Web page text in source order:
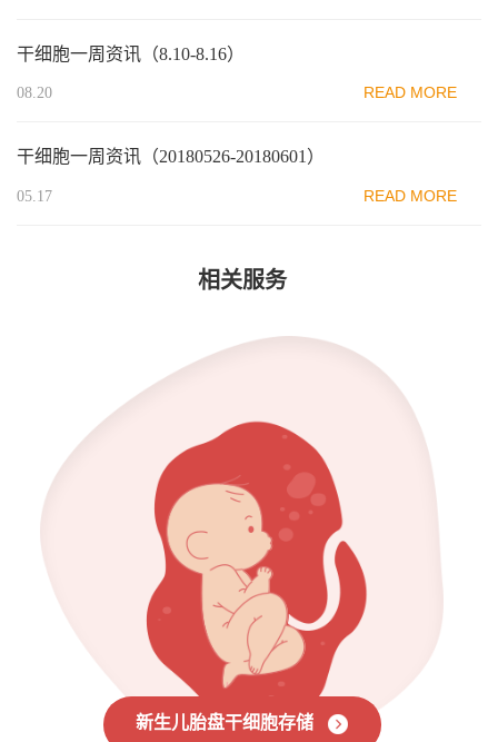
干细胞一周资讯（8.10-8.16）
08.20 READ MORE
干细胞一周资讯（20180526-20180601）
05.17 READ MORE
相关服务
新生儿胎盘干细胞存储